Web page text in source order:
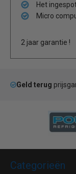
Het
Micro
2 jaar garantie !
Geld terug
Categorieën